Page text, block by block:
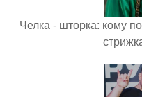
Челка - шторка: кому